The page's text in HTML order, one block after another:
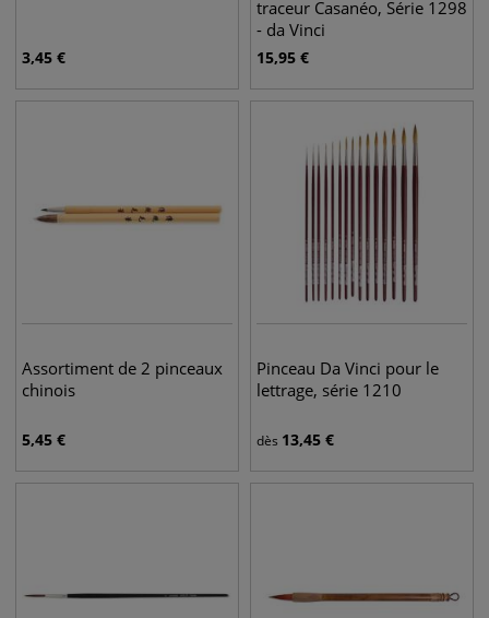
3,45 €
traceur Casanéo, Série 1298
- da Vinci
15,95 €
Assortiment de 2 pinceaux
chinois
5,45 €
Pinceau Da Vinci pour le
lettrage, série 1210
dès 13,45 €